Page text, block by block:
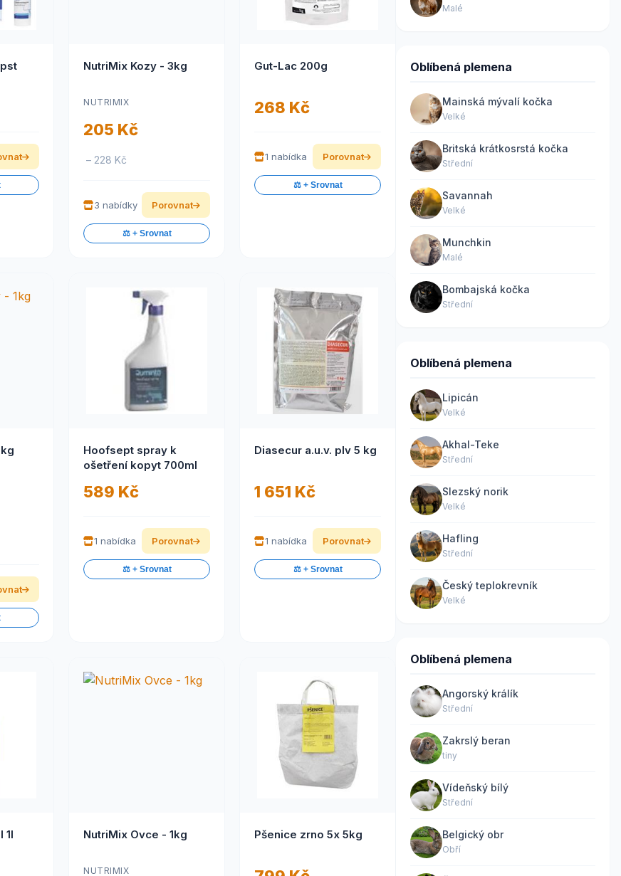
NutriMix Kozy - 3kg
NUTRIMIX
205 Kč
– 228 Kč
3 nabídky Porovnat
⚖️ + Srovnat
Gut-Lac 200g
268 Kč
1 nabídka Porovnat
⚖️ + Srovnat
Hoofsept spray k
ošetření kopyt 700ml
589 Kč
1 nabídka Porovnat
⚖️ + Srovnat
Diasecur a.u.v. plv 5 kg
1 651 Kč
1 nabídka Porovnat
⚖️ + Srovnat
Ketared a.u.v. sol 1l NutriMix Ovce - 1kg
NUTRIMIX
Pšenice zrno 5x 5kg
Malé
Oblíbená plemena
Mainská mývalí kočka
Velké
Britská krátkosrstá kočka
Střední
Savannah
Velké
Munchkin
Malé
Bombajská kočka
Střední
Oblíbená plemena
Lipicán
Velké
Akhal-Teke
Střední
Slezský norik
Velké
Hafling
Střední
Český teplokrevník
Velké
Oblíbená plemena
Angorský králík
Střední
Zakrslý beran
tiny
Vídeňský bílý
Střední
Belgický obr
Obří